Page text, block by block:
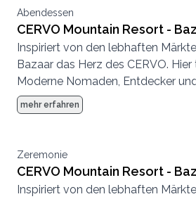
Abendessen
CERVO Mountain Resort -
Inspiriert von den lebhaften
Bazaar das Herz des CERVO.
Moderne Nomaden, Entdecker
Atmosphäre ist entspannt, es wird
getrunken, getroffen, gespeist.
mehr erfahren
Zeremonie
CERVO Mountain Resort -
Inspiriert von den lebhaften